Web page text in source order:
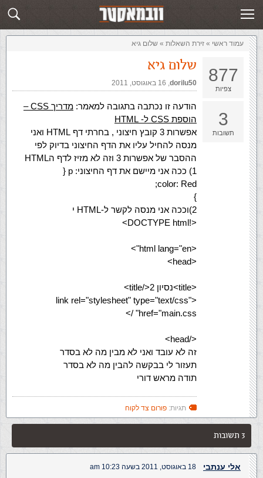
שלח תשובה זירת השאלות
עמוד ראשי » ‏זירת השאלות‏ » שלום גיא
877
צפיות
3
תשובות
שלום גיא
dorilu50
,‏ 16 באוגוסט, 2011
הודעה זו נכתבה בתגובה למאמר:
מדריך CSS –
הוספת CSS ל- HTML
אפשרות 3 קובץ חיצוני , בחרתי דף HTML ואני
מנסה להחיל עליו את הדף החיצוני בדיוק לפי
ההסבר של אפשרות 3 וזה לא מזיז לדף הHTML
1) ככה אני מיישם את דף החיצוני: p {
color: Red;
}
2)וככה אני מנסה לקשר ל-HTML י
<!DOCTYPE html>
<html lang="en">
<head>
<title>נסיון 2</title>
<link rel="stylesheet" type="text/css"
href="main.css" />
</head>
זה לא עובד ואני לא מבין מה לא בסדר
תעזור לי בבקשה להבין מה לא בסדר
תודה מראש דורי
תגיות: פורום צד לקוח
3 תשובות
אלי ענתבי 18 באוגוסט, 2011 בשעה 10:23 am